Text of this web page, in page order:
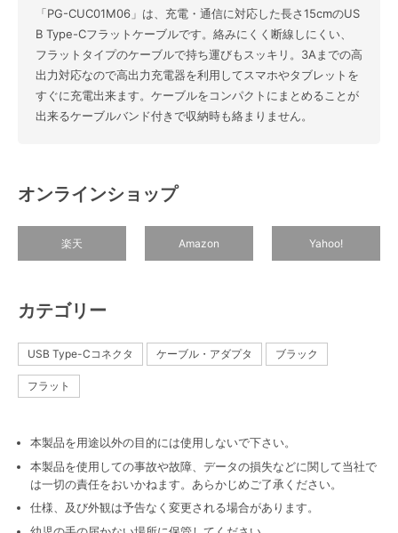
「PG-CUC01M06」は、充電・通信に対応した長さ15cmのUS
B Type-Cフラットケーブルです。絡みにくく断線しにくい、
フラットタイプのケーブルで持ち運びもスッキリ。3Aまでの高
出力対応なので高出力充電器を利用してスマホやタブレットを
すぐに充電出来ます。ケーブルをコンパクトにまとめることが
出来るケーブルバンド付きで収納時も絡まりません。
オンラインショップ
楽天 Amazon Yahoo!
カテゴリー
USB Type-Cコネクタ ケーブル・アダプタ ブラック
フラット
本製品を用途以外の目的には使用しないで下さい。
本製品を使用しての事故や故障、データの損失などに関して当社で
は一切の責任をおいかねます。あらかじめご了承ください。
仕様、及び外観は予告なく変更される場合があります。